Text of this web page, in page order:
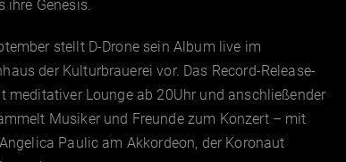
ihre Genesis.
stellt D-Drone sein Album live im
der Kulturbrauerei vor. Das Record-Release-
meditativer Lounge ab 20Uhr und anschließender
Musiker und Freunde zum Konzert – mit
Paulic am Akkordeon, der Koronaut